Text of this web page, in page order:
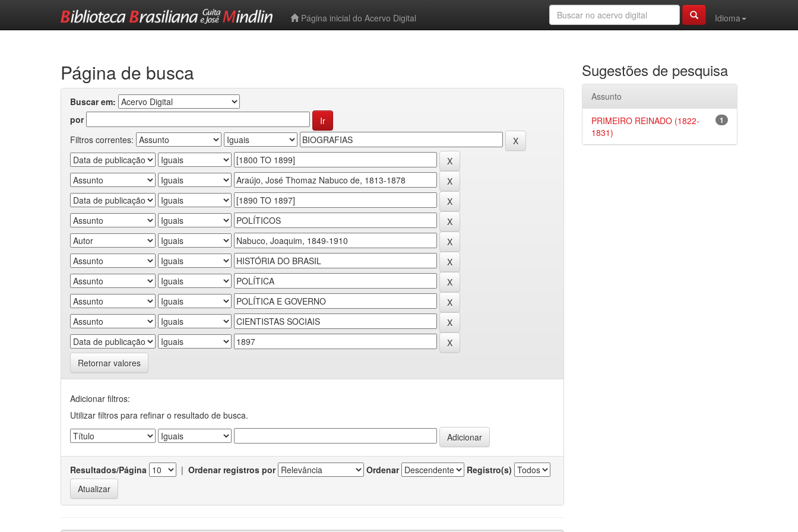
Página inicial do Acervo Digital
Idioma
Página de busca
Buscar em:
por
Filtros correntes:
Retornar valores
Adicionar filtros:
Utilizar filtros para refinar o resultado de busca.
Resultados/Página | Ordenar registros por Ordenar Registro(s)
Sugestões de pesquisa
Assunto
1
PRIMEIRO REINADO (1822-
1831)